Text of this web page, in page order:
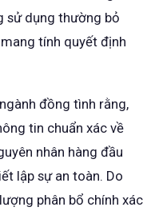
sử dụng thường bỏ
tính quyết định
đồng tình rằng,
tin chuẩn xác về
nhân hàng đầu
lập sự an toàn. Do
phân bổ chính xác